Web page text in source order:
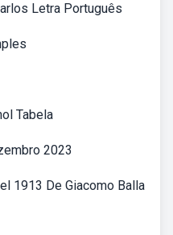
Letra Português
Tabela
2023
1913 De Giacomo Balla